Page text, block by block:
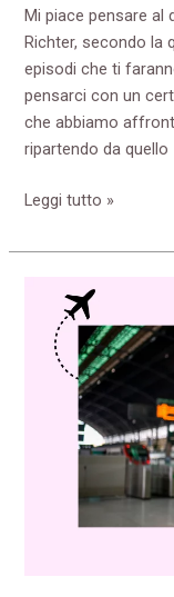
Mi piace pensare al
Richter, secondo la
episodi che ti
pensarci con un
che abbiamo
ripartendo da quello
Leggi tutto »
Spagna:
lontananza
famiglia,
vantaggi
riflessioni